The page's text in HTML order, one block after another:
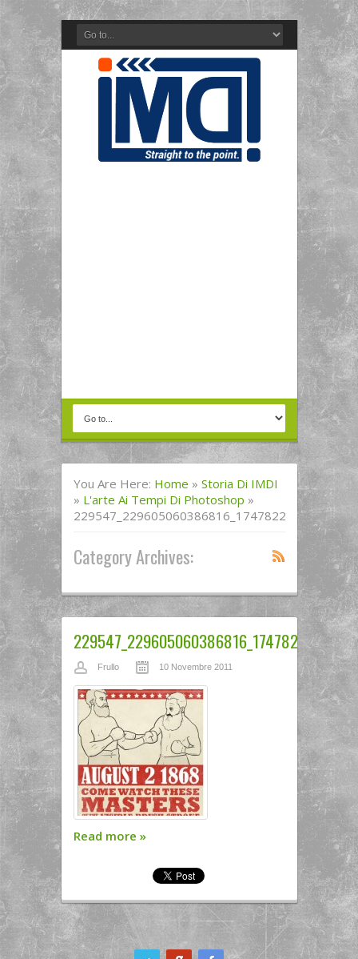
You Are Here: Home » Storia Di IMDI
» L'arte Ai Tempi Di Photoshop »
Category Archives:
Frullo 10 Novembre 2011
Read more »